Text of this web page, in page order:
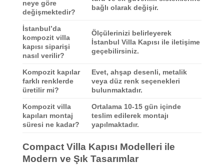
neye göre
değişmektedir?
bağlı olarak değişir.
İstanbul’da
kompozit villa
kapısı siparişi
nasıl verilir?
Ölçülerinizi belirleyerek
İstanbul Villa Kapısı ile iletişime
geçebilirsiniz.
Kompozit kapılar
farklı renklerde
üretilir mi?
Evet, ahşap desenli, metalik
veya düz renk seçenekleri
bulunmaktadır.
Kompozit villa
kapıları montaj
süresi ne kadar?
Ortalama 10-15 gün içinde
teslim edilerek montajı
yapılmaktadır.
Compact Villa Kapısı Modelleri ile
Modern ve Şık Tasarımlar